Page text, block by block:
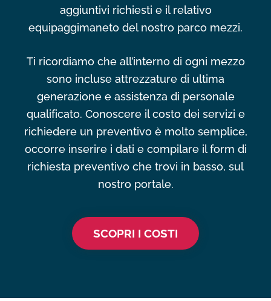
aggiuntivi richiesti e il relativo
equipaggimaneto del nostro parco mezzi.
Ti ricordiamo che all’interno di ogni mezzo
sono incluse attrezzature di ultima
generazione e assistenza di personale
qualificato. Conoscere il costo dei servizi e
richiedere un preventivo è molto semplice,
occorre inserire i dati e compilare il form di
richiesta preventivo che trovi in basso, sul
nostro portale.
SCOPRI I COSTI